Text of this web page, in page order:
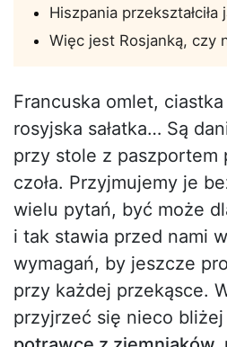
Hiszpania przekształciła
Więc jest Rosjanką, czy
Francuska omlet,
rosyjska sałatka… Są
przy stole z paszportem
czoła. Przyjmujemy je
wielu pytań, być może
i tak stawia przed nami
wymagań, by jeszcze
przy każdej przekąsce.
przyjrzeć się nieco